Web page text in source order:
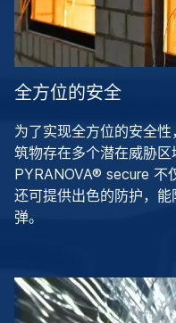
全方位的安全
为了实现全方位的安全
筑物存在多个潜在威胁
PYRANOVA® secure 不
还可提供出色的防护，
弹。